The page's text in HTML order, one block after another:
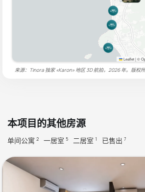
Leaflet|©
来源：Tinora 独家 «Karon» 地区 3D 航拍，2026 年。版权
本项目的其他房源
单间公寓 2 一居室 5 二居室 1 已售出 7